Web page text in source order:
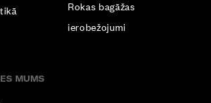
Rokas bagāžas
ierobežojumi
MUMS